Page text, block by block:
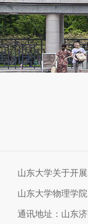
山东大学关于开
山东大学物理学
通讯地址：山东